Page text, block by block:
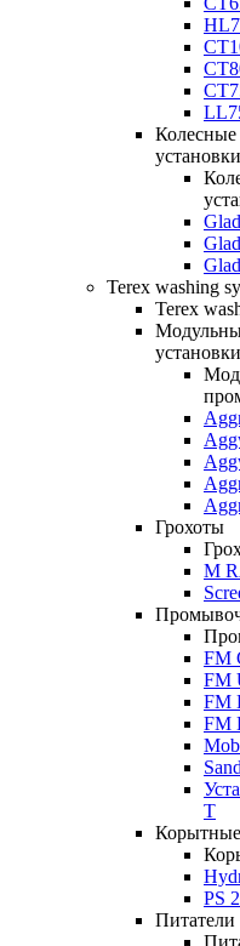
Колесные
установки
Terex washing
Terex
установки
Грохоты
M
FM
FM
FM
FM
Т
PS
Питатели